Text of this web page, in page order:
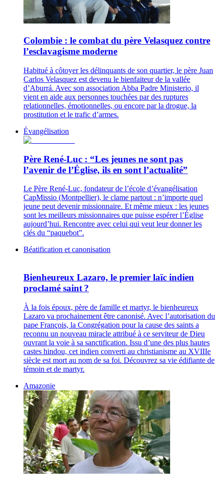
Colombie : le combat du père Velasquez contre
l’esclavagisme moderne
Habitué à côtoyer les délinquants de son quartier, le père Juan
Carlos Velasquez est devenu le bienfaiteur de la vallée
d’Aburrá. Avec son association Abba Padre Ministerio, il
vient en aide aux personnes touchées par des ruptures
relationnelles, émotionnelles, ou encore par la drogue, la
prostitution et le trafic d’armes.
Évangélisation
Père René-Luc : “Les jeunes ne sont pas
l’avenir de l’Église, ils en sont l’actualité”
Le Père René-Luc, fondateur de l’école d’évangélisation
CapMissio (Montpellier), le clame partout : n’importe quel
jeune peut devenir missionnaire. Et même mieux : les jeunes
sont les meilleurs missionnaires que puisse espérer l’Église
aujourd’hui. Rencontre avec celui qui veut leur donner les
clés du “paquebot”.
Béatification et canonisation
Bienheureux Lazaro, le premier laïc indien
proclamé saint ?
À la fois époux, père de famille et martyr, le bienheureux
Lazaro va prochainement être canonisé. Avec l’autorisation du
pape François, la Congrégation pour la cause des saints a
reconnu un nouveau miracle attribué à ce serviteur de Dieu
ouvrant la voie à sa sanctification. Issu d’une des plus hautes
castes hindou, cet indien converti au christianisme au XVIIIe
siècle est mort au nom de sa foi. Découvrez sa vie édifiante de
témoin et de martyr.
Amazonie